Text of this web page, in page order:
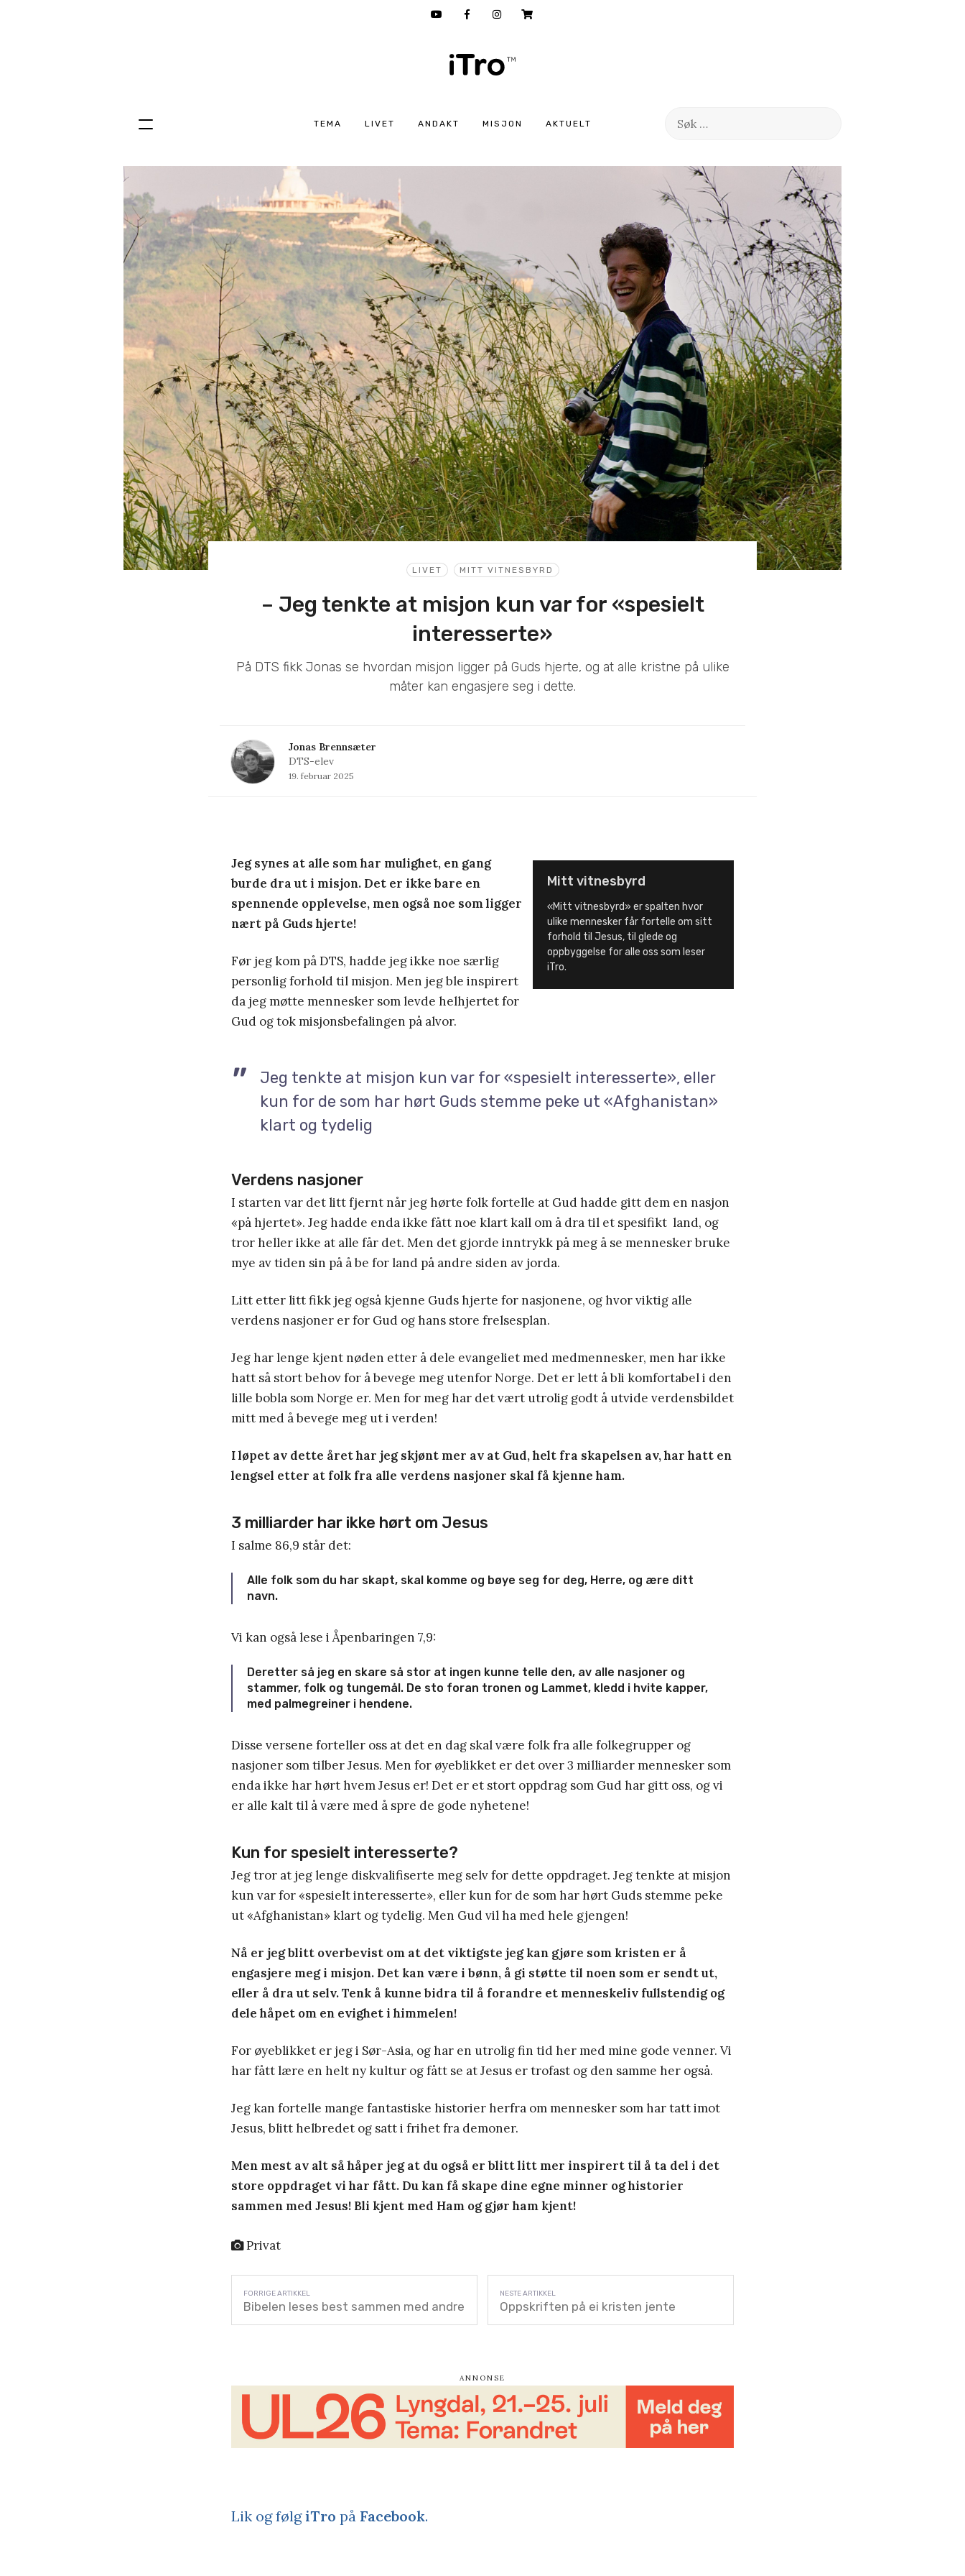
TEMA LIVET ANDAKT MISJON AKTUELT
Søk
Hopp
innhold
LIVET MITT VITNESBYRD
– Jeg tenkte at misjon kun var for «spesielt
interesserte»
På DTS fikk Jonas se hvordan misjon ligger på Guds hjerte, og at alle kristne på ulike
måter kan engasjere seg i dette.
Jonas Brennsæter
DTS-elev
19. februar 2025
Mitt vitnesbyrd
«Mitt vitnesbyrd» er spalten hvor
ulike mennesker får fortelle om sitt
forhold til Jesus, til glede og
oppbyggelse for alle oss som leser
iTro.
Jeg synes at alle som har mulighet, en gang
burde dra ut i misjon. Det er ikke bare en
spennende opplevelse, men også noe som ligger
nært på Guds hjerte!
Før jeg kom på DTS, hadde jeg ikke noe særlig
personlig forhold til misjon. Men jeg ble inspirert
da jeg møtte mennesker som levde helhjertet for
Gud og tok misjonsbefalingen på alvor.
Jeg tenkte at misjon kun var for «spesielt interesserte», eller
kun for de som har hørt Guds stemme peke ut «Afghanistan»
klart og tydelig
Verdens nasjoner
I starten var det litt fjernt når jeg hørte folk fortelle at Gud hadde gitt dem en nasjon
«på hjertet». Jeg hadde enda ikke fått noe klart kall om å dra til et spesifikt land, og
tror heller ikke at alle får det. Men det gjorde inntrykk på meg å se mennesker bruke
mye av tiden sin på å be for land på andre siden av jorda.
Litt etter litt fikk jeg også kjenne Guds hjerte for nasjonene, og hvor viktig alle
verdens nasjoner er for Gud og hans store frelsesplan.
Jeg har lenge kjent nøden etter å dele evangeliet med medmennesker, men har ikke
hatt så stort behov for å bevege meg utenfor Norge. Det er lett å bli komfortabel i den
lille bobla som Norge er. Men for meg har det vært utrolig godt å utvide verdensbildet
mitt med å bevege meg ut i verden!
I løpet av dette året har jeg skjønt mer av at Gud, helt fra skapelsen av, har hatt en
lengsel etter at folk fra alle verdens nasjoner skal få kjenne ham.
3 milliarder har ikke hørt om Jesus
I salme 86,9 står det:
Alle folk som du har skapt, skal komme og bøye seg for deg, Herre, og ære ditt
navn.
Vi kan også lese i Åpenbaringen 7,9:
Deretter så jeg en skare så stor at ingen kunne telle den, av alle nasjoner og
stammer, folk og tungemål. De sto foran tronen og Lammet, kledd i hvite kapper,
med palmegreiner i hendene.
Disse versene forteller oss at det en dag skal være folk fra alle folkegrupper og
nasjoner som tilber Jesus. Men for øyeblikket er det over 3 milliarder mennesker som
enda ikke har hørt hvem Jesus er! Det er et stort oppdrag som Gud har gitt oss, og vi
er alle kalt til å være med å spre de gode nyhetene!
Kun for spesielt interesserte?
Jeg tror at jeg lenge diskvalifiserte meg selv for dette oppdraget. Jeg tenkte at misjon
kun var for «spesielt interesserte», eller kun for de som har hørt Guds stemme peke
ut «Afghanistan» klart og tydelig. Men Gud vil ha med hele gjengen!
Nå er jeg blitt overbevist om at det viktigste jeg kan gjøre som kristen er å
engasjere meg i misjon. Det kan være i bønn, å gi støtte til noen som er sendt ut,
eller å dra ut selv. Tenk å kunne bidra til å forandre et menneskeliv fullstendig og
dele håpet om en evighet i himmelen!
For øyeblikket er jeg i Sør-Asia, og har en utrolig fin tid her med mine gode venner. Vi
har fått lære en helt ny kultur og fått se at Jesus er trofast og den samme her også.
Jeg kan fortelle mange fantastiske historier herfra om mennesker som har tatt imot
Jesus, blitt helbredet og satt i frihet fra demoner.
Men mest av alt så håper jeg at du også er blitt litt mer inspirert til å ta del i det
store oppdraget vi har fått. Du kan få skape dine egne minner og historier
sammen med Jesus! Bli kjent med Ham og gjør ham kjent!
Privat
Bibelen leses best sammen med andre Oppskriften på ei kristen jente
Lik og følgiTro på Facebook.